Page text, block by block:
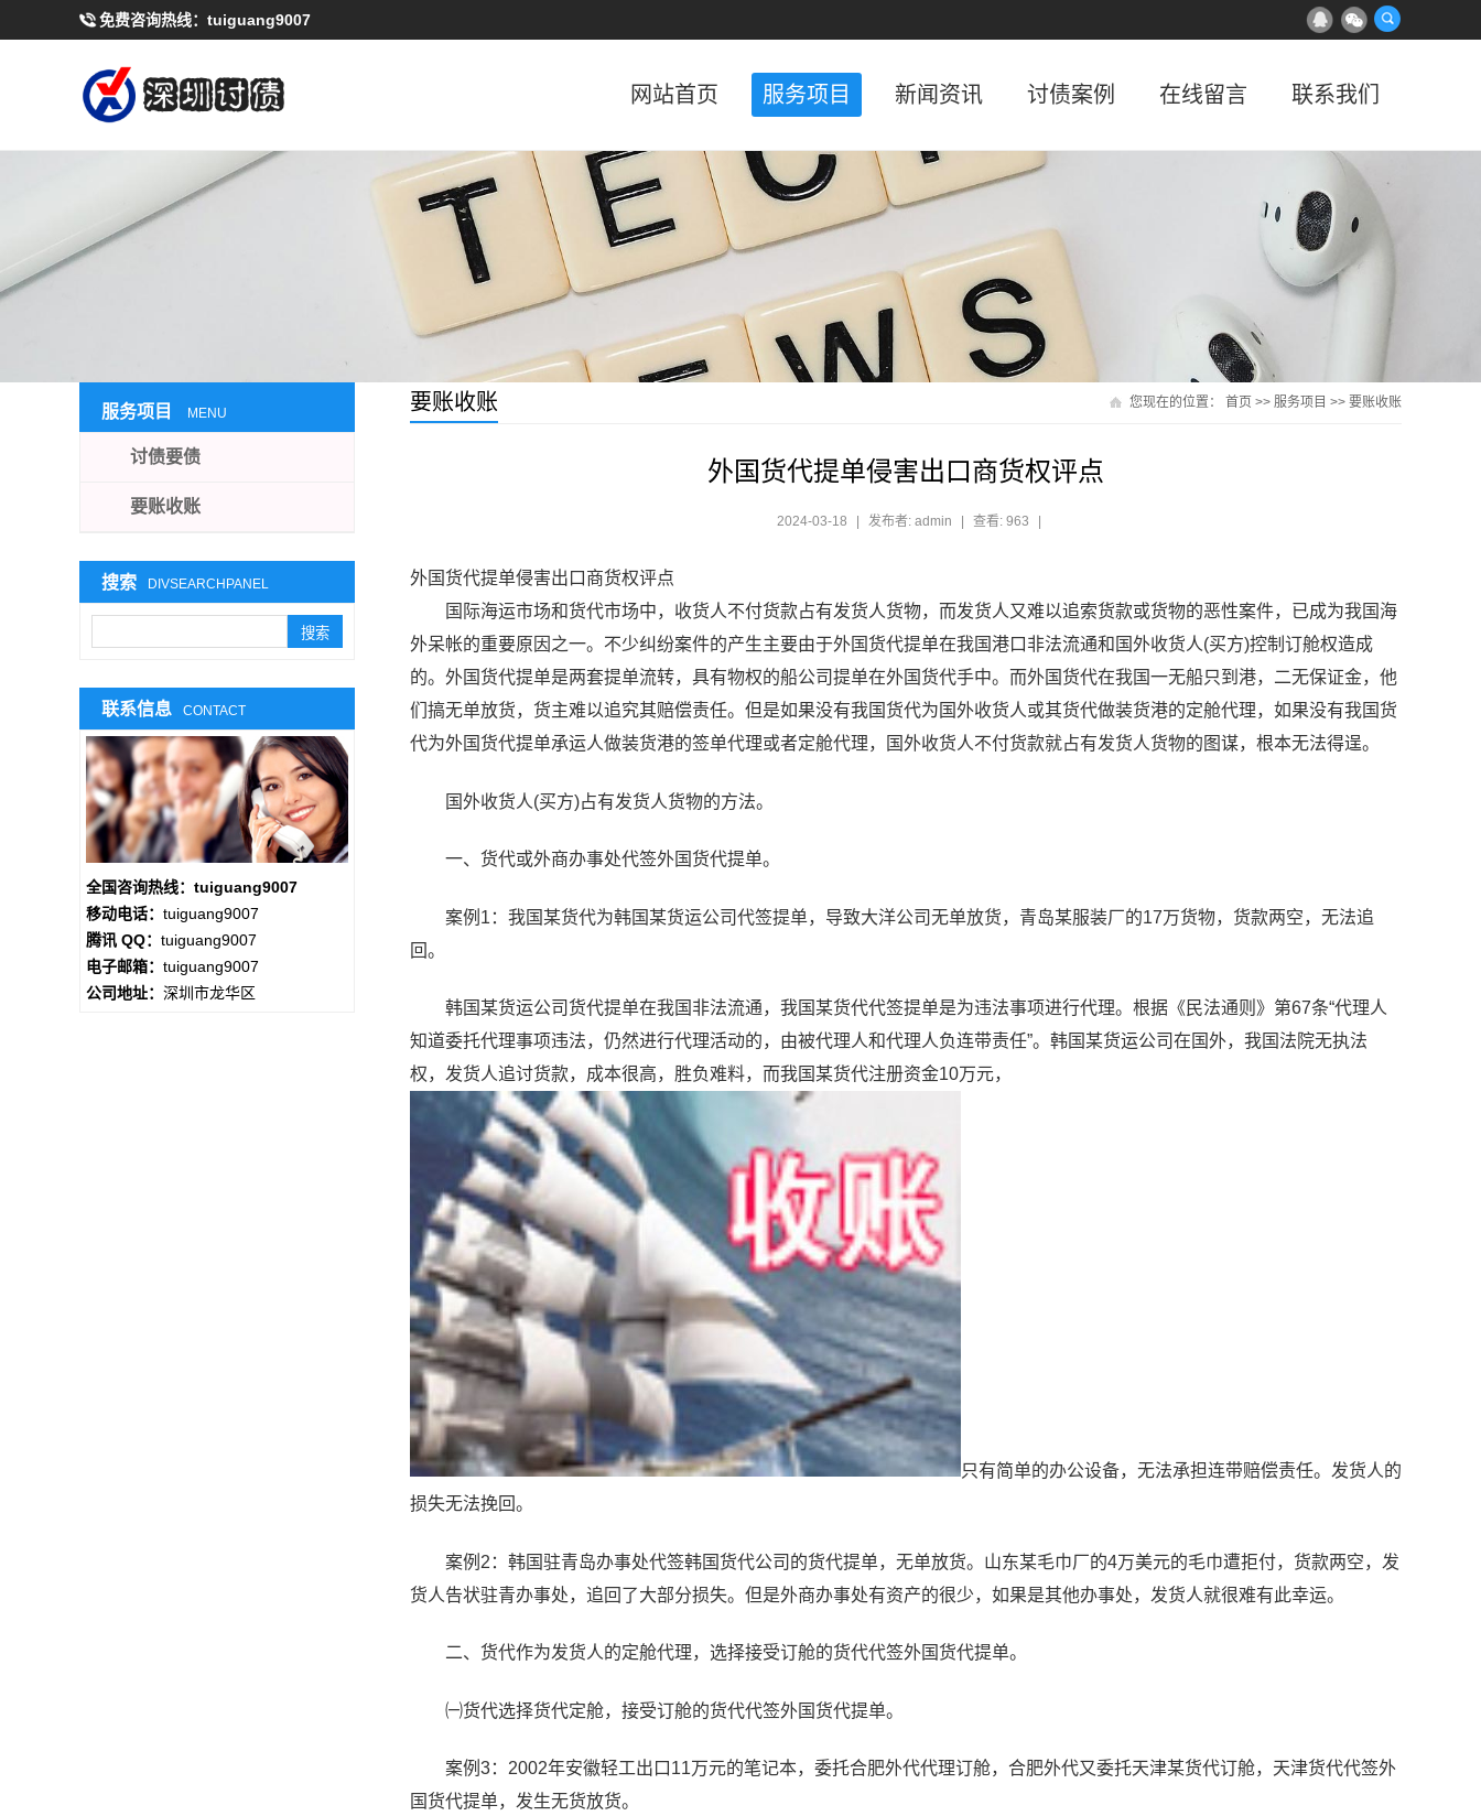
免费咨询热线： tuiguang9007
网站首页 服务项目 新闻资讯 讨债案例 在线留言 联系我们
您现在的位置： 首页 >> 服务项目 >> 要账收账
要账收账
外国货代提单侵害出口商货权评点
2024-03-18 发布者: admin 查看: 963
外国货代提单侵害出口商货权评点
国际海运市场和货代市场中，收货人不付货款占有发货人货物，而发货人又难以追索货款或货物的恶性案件，已成为我国海
外呆帐的重要原因之一。不少纠纷案件的产生主要由于外国货代提单在我国港口非法流通和国外收货人(买方)控制订舱权造成
的。外国货代提单是两套提单流转，具有物权的船公司提单在外国货代手中。而外国货代在我国一无船只到港，二无保证金，他
们搞无单放货，货主难以追究其赔偿责任。但是如果没有我国货代为国外收货人或其货代做装货港的定舱代理，如果没有我国货
代为外国货代提单承运人做装货港的签单代理或者定舱代理，国外收货人不付货款就占有发货人货物的图谋，根本无法得逞。
国外收货人(买方)占有发货人货物的方法。
一、货代或外商办事处代签外国货代提单。
案例1：我国某货代为韩国某货运公司代签提单，导致大洋公司无单放货，青岛某服装厂的17万货物，货款两空，无法追
回。
韩国某货运公司货代提单在我国非法流通，我国某货代代签提单是为违法事项进行代理。根据《民法通则》第67条“代理人
知道委托代理事项违法，仍然进行代理活动的，由被代理人和代理人负连带责任”。韩国某货运公司在国外，我国法院无执法
权，发货人追讨货款，成本很高，胜负难料，而我国某货代注册资金10万元，
只有简单的办公设备，无法承担连带赔偿责任。发货人的
损失无法挽回。
案例2：韩国驻青岛办事处代签韩国货代公司的货代提单，无单放货。山东某毛巾厂的4万美元的毛巾遭拒付，货款两空，发
货人告状驻青办事处，追回了大部分损失。但是外商办事处有资产的很少，如果是其他办事处，发货人就很难有此幸运。
二、货代作为发货人的定舱代理，选择接受订舱的货代代签外国货代提单。
㈠货代选择货代定舱，接受订舱的货代代签外国货代提单。
案例3：2002年安徽轻工出口11万元的笔记本，委托合肥外代代理订舱，合肥外代又委托天津某货代订舱，天津货代代签外
国货代提单，发生无货放货。
服务项目 MENU
讨债要债
要账收账
搜索 DIVSEARCHPANEL
联系信息 CONTACT
全国咨询热线：tuiguang9007
移动电话： tuiguang9007
腾讯 QQ： tuiguang9007
电子邮箱： tuiguang9007
公司地址： 深圳市龙华区